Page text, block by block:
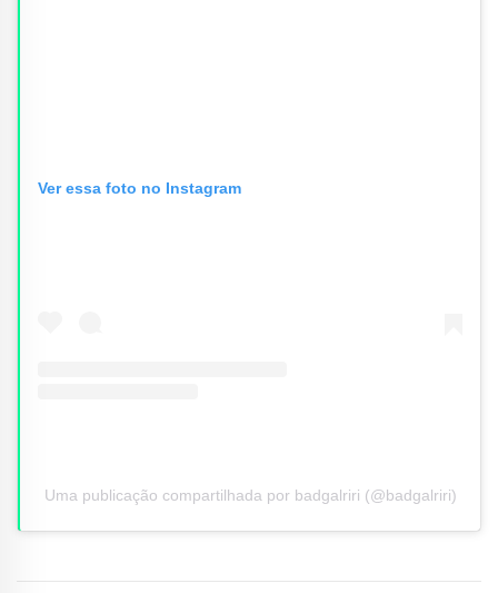
Ver essa foto no Instagram
Uma publicação compartilhada por badgalriri (@badgalriri)